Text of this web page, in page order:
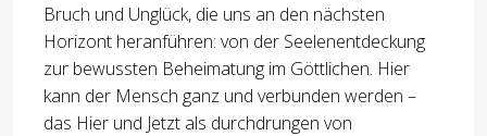
Bruch und Unglück, die uns an den nächsten
Horizont heranführen: von der Seelenentdeckung
zur bewussten Beheimatung im Göttlichen. Hier
kann der Mensch ganz und verbunden werden –
das Hier und Jetzt als durchdrungen von